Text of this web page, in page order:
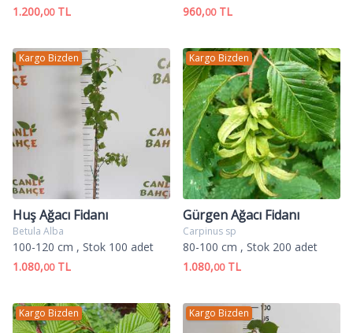
1.200,00TL
960,00TL
Kargo Bizden
Huş Ağacı Fidanı
Betula Alba
100-120 cm , Stok 100 adet
1.080,00TL
Kargo Bizden
Gürgen Ağacı Fidanı
Carpinus sp
80-100 cm , Stok 200 adet
1.080,00TL
Kargo Bizden Kargo Bizden